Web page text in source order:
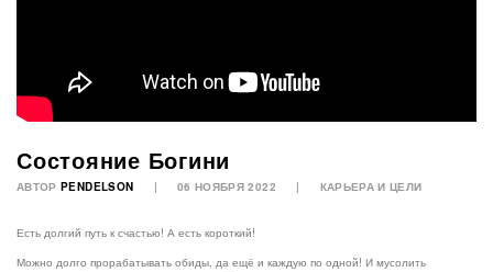
Состояние Богини
АВТОРPENDELSON 06 НОЯБРЯ 2022 КАРЬЕРА И ЦЕЛИ
Есть долгий путь к счастью! А есть короткий!
Можно долго прорабатывать обиды, да ещё и каждую по одной! И мусолить